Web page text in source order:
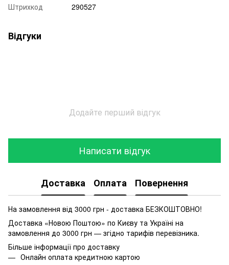
Штрихкод
290527
Відгуки
Додайте перший відгук
Написати відгук
Доставка Оплата Повернення
На замовлення від 3000 грн - доставка БЕЗКОШТОВНО!
Доставка «Новою Поштою» по Києву та Україні на
замовлення до 3000 грн — згідно тарифів перевізника.
Більше інформації про доставку
Онлайн оплата кредитною картою